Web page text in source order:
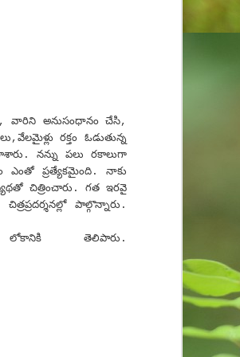
వారిని అనుసంధానం చేసి,
ర‌క్తం ఓడుతున్న
న‌న్ను పలు రకాలుగా
ఎంతో ప్ర‌త్యేక‌మైంది. నాకు
చిత్రించారు. గ‌త ఇర‌వై
పాల్గొన్నారు.
తెలిపారు.